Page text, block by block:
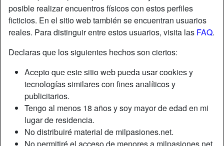
posible realizar encuentros físicos con estos perfiles
ficticios. En el sitio web también se encuentran usuarios
reales. Para distinguir entre estos usuarios, visita las FAQ.
Declaras que los siguientes hechos son ciertos:
Acepto que este sitio web pueda usar cookies y
tecnologías similares con fines analíticos y
publicitarios.
Tengo al menos 18 años y soy mayor de edad en mi
lugar de residencia.
No distribuiré material de milpasiones.net.
starAgregar chatChatea ahora